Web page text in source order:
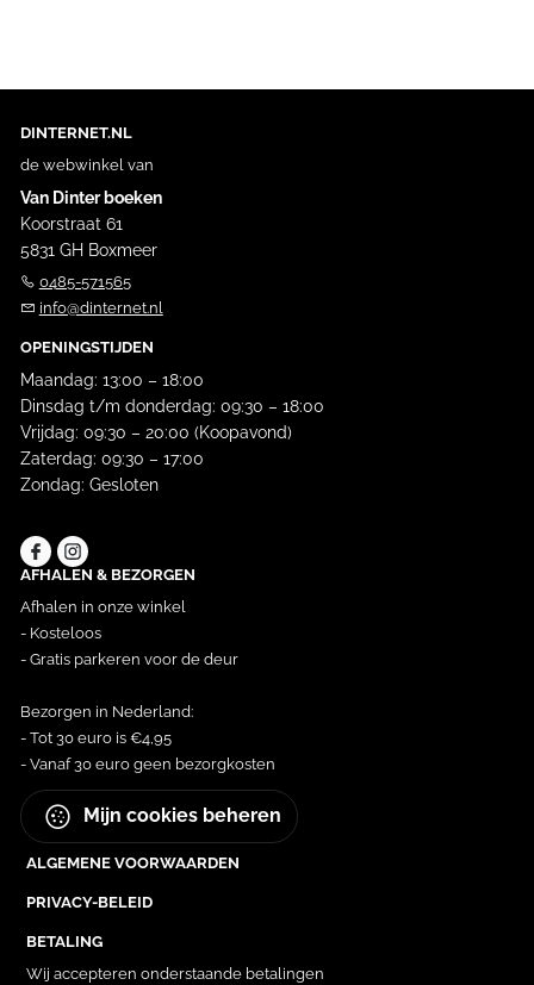
DINTERNET.NL
de webwinkel van
Van Dinter boeken
Koorstraat 61
5831 GH Boxmeer
0485-571565
info@dinternet.nl
OPENINGSTIJDEN
Maandag: 13:00 – 18:00
Dinsdag t/m donderdag: 09:30 – 18:00
Vrijdag: 09:30 – 20:00 (Koopavond)
Zaterdag: 09:30 – 17:00
Zondag: Gesloten
AFHALEN & BEZORGEN
Afhalen in onze winkel
- Kosteloos
- Gratis parkeren voor de deur
Bezorgen in Nederland:
- Tot 30 euro is €4,95
- Vanaf 30 euro geen bezorgkosten
Mijn cookies beheren
ALGEMENE VOORWAARDEN
PRIVACY-BELEID
BETALING
Wij accepteren onderstaande betalingen